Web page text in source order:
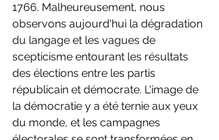
1766. Malheureusement, nous
observons aujourd'hui la dégradation
du langage et les vagues de
scepticisme entourant les résultats
des élections entre les partis
républicain et démocrate. L'image de
la démocratie y a été ternie aux yeux
du monde, et les campagnes